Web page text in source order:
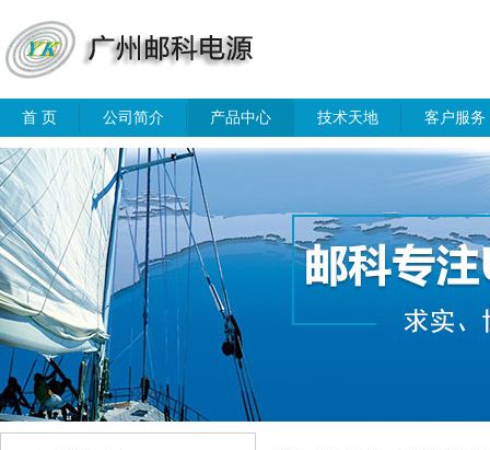
首 页 公司简介 产品中心 技术天地 客户服务